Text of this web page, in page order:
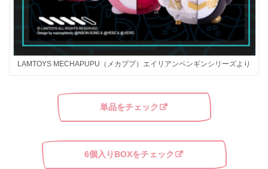
LAMTOYS MECHAPUPU（メカププ）エイリアンペンギンシリーズより
単品をチェック
6個入りBOXをチェック